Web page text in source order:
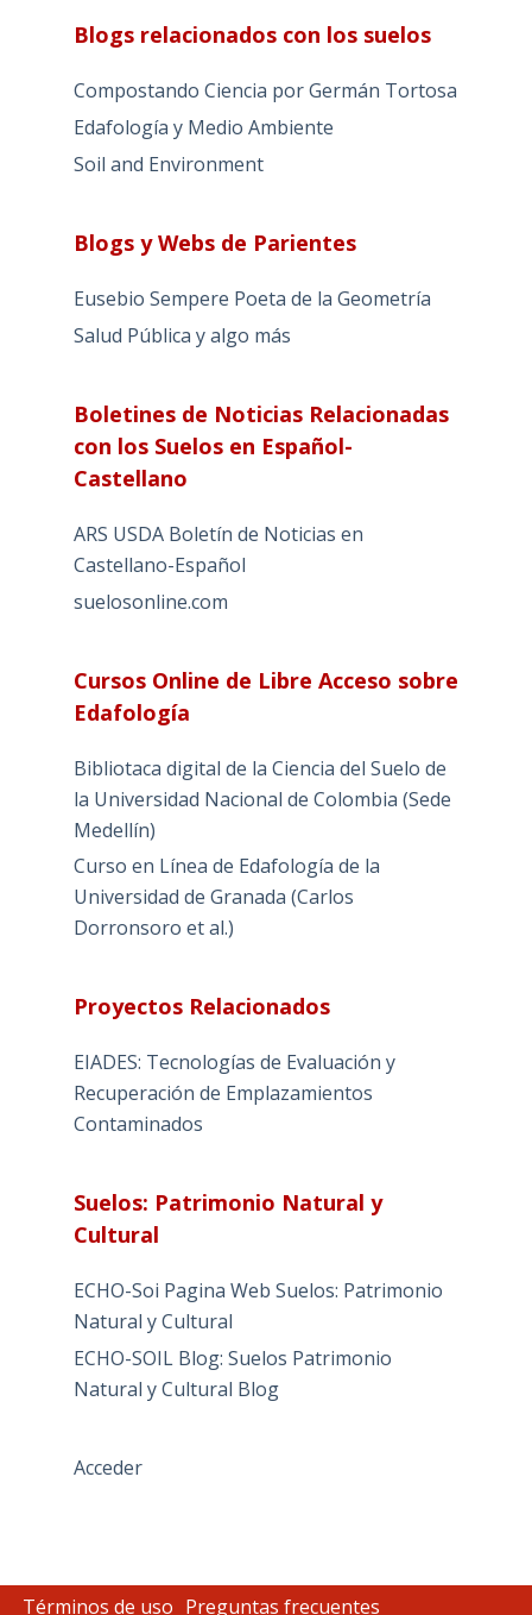
Blogs relacionados con los suelos
Compostando Ciencia por Germán Tortosa
Edafología y Medio Ambiente
Soil and Environment
Blogs y Webs de Parientes
Eusebio Sempere Poeta de la Geometría
Salud Pública y algo más
Boletines de Noticias Relacionadas
con los Suelos en Español-
Castellano
ARS USDA Boletín de Noticias en
Castellano-Español
suelosonline.com
Cursos Online de Libre Acceso sobre
Edafología
Bibliotaca digital de la Ciencia del Suelo de
la Universidad Nacional de Colombia (Sede
Medellín)
Curso en Línea de Edafología de la
Universidad de Granada (Carlos
Dorronsoro et al.)
Proyectos Relacionados
EIADES: Tecnologías de Evaluación y
Recuperación de Emplazamientos
Contaminados
Suelos: Patrimonio Natural y
Cultural
ECHO-Soi Pagina Web Suelos: Patrimonio
Natural y Cultural
ECHO-SOIL Blog: Suelos Patrimonio
Natural y Cultural Blog
Acceder
Términos de uso Preguntas frecuentes